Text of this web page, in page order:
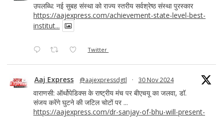
उपलब्धि: नई सुबह संस्था को राज्य स्तरीय सर्वश्रेष्ठ संस्था पुरस्कार
https://aajexpress.com/achievement-state-level-best-
institut...
Twitter
Aaj Express @aajexpressdgtl · 30 Nov 2024
वाराणसी: ऑर्थोपेडिक्स के राष्ट्रीय मंच पर बीएचयू का जलवा, डॉ.
संजय करेंगे घुटने की जटिल चोटों पर ...
https://aajexpress.com/dr-sanjay-of-bhu-will-present-